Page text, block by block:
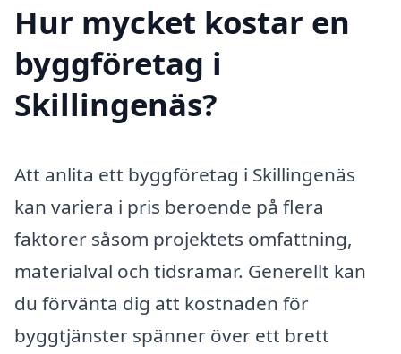
Hur mycket kostar en
byggföretag i
Skillingenäs?
Att anlita ett byggföretag i Skillingenäs
kan variera i pris beroende på flera
faktorer såsom projektets omfattning,
materialval och tidsramar. Generellt kan
du förvänta dig att kostnaden för
byggtjänster spänner över ett brett